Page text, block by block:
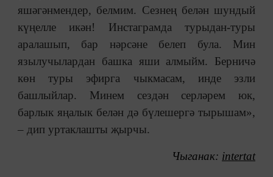
яшәгәнмендер, белмим. Сезнең белән шундый
күңелле икән! Инстаграмда турыдан-туры
аралашып, бар нәрсәне белеп була. Мин
язылучылардан башка яши алмыйм. Берничә
көн туры эфирга чыкмасам, инде эзли
башлыйлар. Минем сездән серләрем юк,
барлык яңалык белән дә бүлешергә тырышам»,
‒ дип уртаклашты җырчы.
Чыганак: intertat